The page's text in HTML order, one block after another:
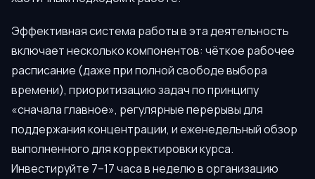
Эффективная система работы в эта деятельность
включает несколько компонентов: чёткое рабочее
расписание (даже при полной свободе выбора
времени), приоритизацию задач по принципу
«сначала главное», регулярные перерывы для
поддержания концентрации, и еженедельный обзор
выполненного для корректировки курса.
Инвестируйте 7–17 часа в неделю в организацию